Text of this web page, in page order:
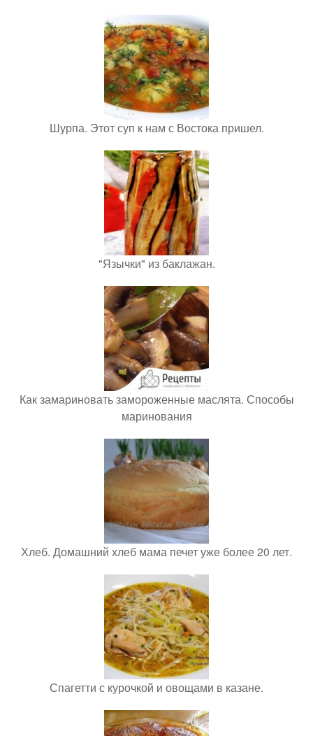
Шурпа. Этот суп к нам с Востока пришел.
"Язычки" из баклажан.
Как замариновать замороженные маслята. Способы
маринования
Хлеб. Домашний хлеб мама печет уже более 20 лет.
Спагетти с курочкой и овощами в казане.